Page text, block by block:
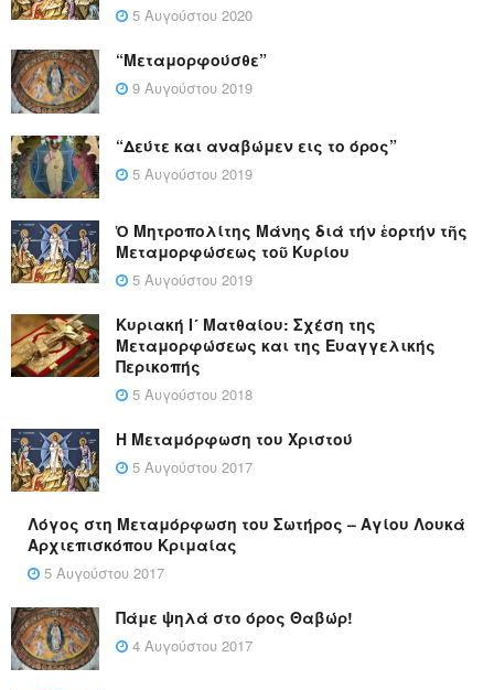
5 Αυγούστου 2020
“Μεταμορφούσθε”
9 Αυγούστου 2019
“Δεύτε και αναβώμεν εις το όρος”
5 Αυγούστου 2019
Ὁ Μητροπολίτης Μάνης διά τήν ἑορτήν τῆς
Μεταμορφώσεως τοῦ Κυρίου
5 Αυγούστου 2019
Κυριακή Ι´ Ματθαίου: Σχέση της
Μεταμορφώσεως και της Ευαγγελικής
Περικοπής
5 Αυγούστου 2018
Η Μεταμόρφωση του Χριστού
5 Αυγούστου 2017
Λόγος στη Μεταμόρφωση του Σωτήρος – Αγίου Λουκά
Αρχιεπισκόπου Κριμαίας
5 Αυγούστου 2017
Πάμε ψηλά στο όρος Θαβώρ!
4 Αυγούστου 2017